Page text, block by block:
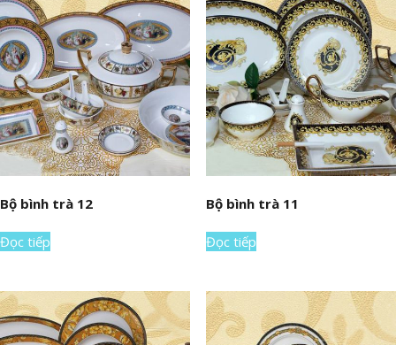
Bộ bình trà 12
Đọc tiếp
Bộ bình trà 11
Đọc tiếp